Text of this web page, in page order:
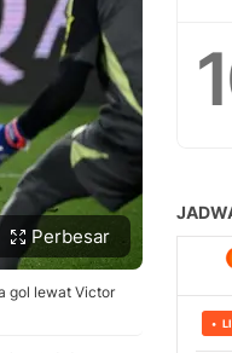
Perbesar
gol lewat Victor